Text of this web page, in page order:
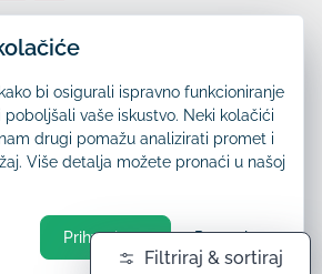
Filtriraj & sortiraj
DogoVital, Sva prava pridržana
bi osigurali ispravno funkcioniranje
vaše iskustvo. Neki kolačići
drugi pomažu analizirati promet i
Više detalja možete pronaći u našoj
Prihvati sve Postavke